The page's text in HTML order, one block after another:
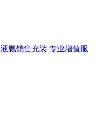
液氨销售充装 专业增值服